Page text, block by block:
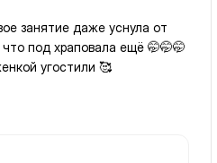
занятие даже уснула от
под храповала ещё 🤭🤭🤭
угостили 🥰